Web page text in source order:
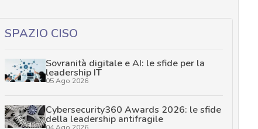
SPAZIO CISO
Sovranità digitale e AI: le sfide per la
leadership IT
05 Ago 2026
Cybersecurity360 Awards 2026: le sfide
della leadership antifragile
04 Ago 2026